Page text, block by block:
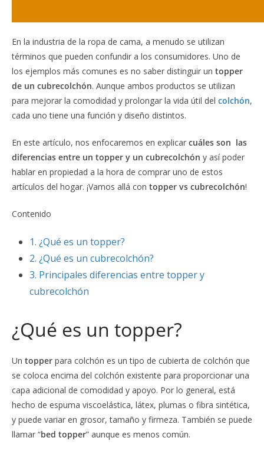
En la industria de la ropa de cama, a menudo se utilizan
términos que pueden confundir a los consumidores. Uno de
los ejemplos más comunes es no saber distinguir un topper
de un cubrecolchón. Aunque ambos productos se utilizan
para mejorar la comodidad y prolongar la vida útil del colchón,
cada uno tiene una función y diseño distintos.
En este artículo, nos enfocaremos en explicar cuáles son las
diferencias entre un topper y un cubrecolchón y así poder
hablar en propiedad a la hora de comprar uno de estos
artículos del hogar. ¡Vamos allá con topper vs cubrecolchón!
Contenido
1. ¿Qué es un topper?
2. ¿Qué es un cubrecolchón?
3. Principales diferencias entre topper y
cubrecolchón
¿Qué es un topper?
Un topper para colchón es un tipo de cubierta de colchón que
se coloca encima del colchón existente para proporcionar una
capa adicional de comodidad y apoyo. Por lo general, está
hecho de espuma viscoelástica, látex, plumas o fibra sintética,
y puede variar en grosor, tamaño y firmeza. También se puede
llamar “bed topper” aunque es menos común.